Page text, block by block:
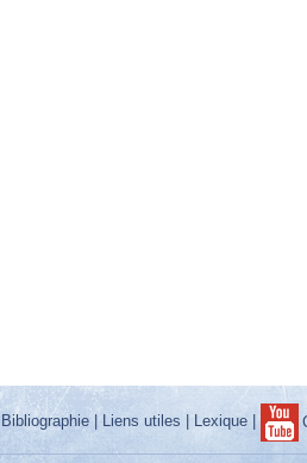
Bibliographie| Liens utiles Lexique|